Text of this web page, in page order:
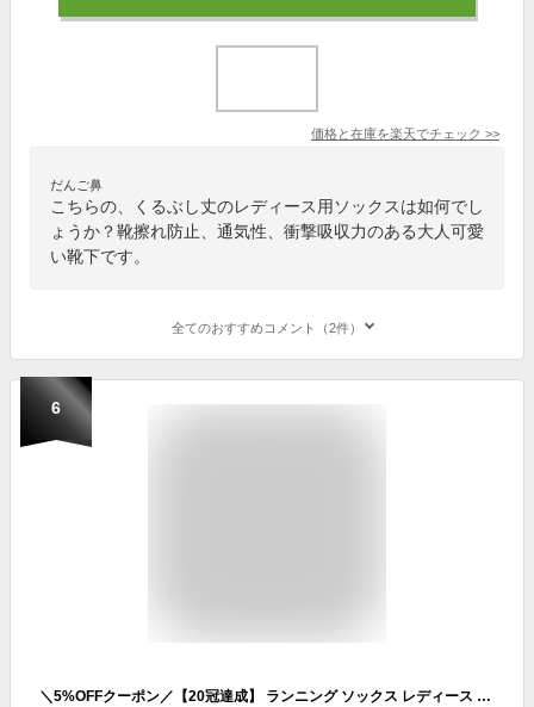
価格と在庫を楽天でチェック >>
だんご鼻
こちらの、くるぶし丈のレディース用ソックスは如何でし
ょうか？靴擦れ防止、通気性、衝撃吸収力のある大人可愛
い靴下です。
全てのおすすめコメント（2件）
6
＼5%OFFクーポン／【20冠達成】 ランニング ソックス レディース メンズ キッズ スポーツ 靴下 厚手 トレラン ソックス 子供用 ジュニア マラソン ジョギング ウォーキング サッカー テニス 衝撃吸収 吸汗 速乾 通気性 脱げにくい 靴ずれ 防止 抗菌 防臭